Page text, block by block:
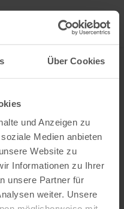
Über Cookies
und Anzeigen zu
Medien anbieten
Website zu
Informationen zu Ihrer
unsere Partner für
weiter. Unsere
INTERAKTIVE KARTE
Filter öffnen